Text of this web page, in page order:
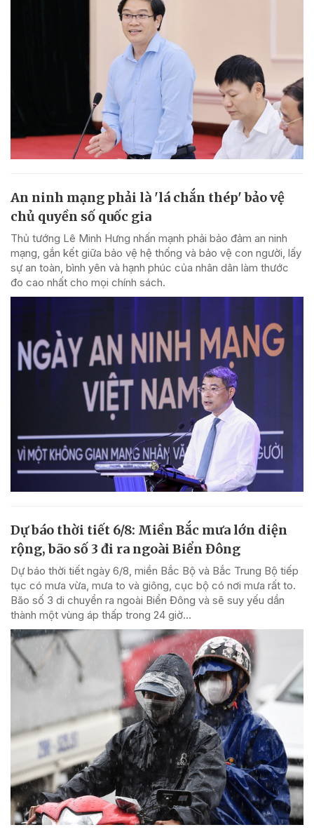
An ninh mạng phải là 'lá chắn thép' bảo vệ
chủ quyền số quốc gia
Thủ tướng Lê Minh Hưng nhấn mạnh phải bảo đảm an ninh
mạng, gắn kết giữa bảo vệ hệ thống và bảo vệ con người, lấy
sự an toàn, bình yên và hạnh phúc của nhân dân làm thước
đo cao nhất cho mọi chính sách.
Dự báo thời tiết 6/8: Miền Bắc mưa lớn diện
rộng, bão số 3 đi ra ngoài Biển Đông
Dự báo thời tiết ngày 6/8, miền Bắc Bộ và Bắc Trung Bộ tiếp
tục có mưa vừa, mưa to và giông, cục bộ có nơi mưa rất to.
Bão số 3 di chuyển ra ngoài Biển Đông và sẽ suy yếu dần
thành một vùng áp thấp trong 24 giờ...